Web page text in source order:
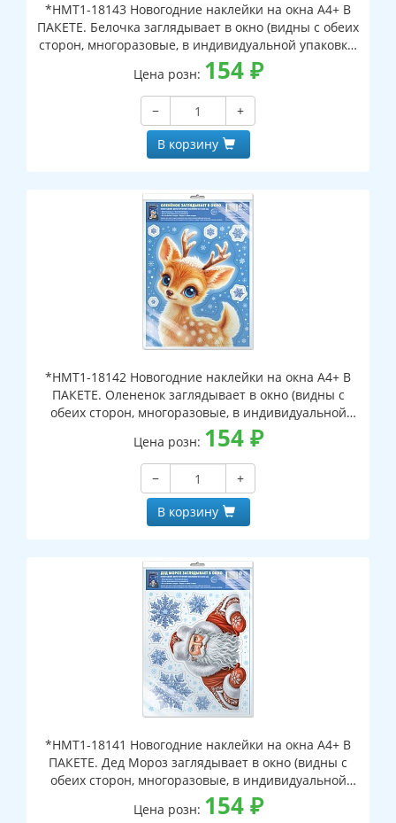
*НМТ1-18143 Новогодние наклейки на окна А4+ В
ПАКЕТЕ. Белочка заглядывает в окно (видны с обеих
сторон, многоразовые, в индивидуальной упаковке,
с европодвесом и клеевым клапаном)
Цена розн: 154₽
−
+
В корзину
*НМТ1-18142 Новогодние наклейки на окна А4+ В
ПАКЕТЕ. Олененок заглядывает в окно (видны с
обеих сторон, многоразовые, в индивидуальной
упаковке, с европодвесом и клеевым клапаном)
Цена розн: 154₽
−
+
В корзину
*НМТ1-18141 Новогодние наклейки на окна А4+ В
ПАКЕТЕ. Дед Мороз заглядывает в окно (видны с
обеих сторон, многоразовые, в индивидуальной
упаковке, с европодвесом и клеевым клапаном)
Цена розн: 154₽